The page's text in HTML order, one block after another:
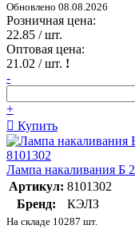
Обновлено 08.08.2026
Розничная цена:
22.85 / шт.
Оптовая цена:
21.02 / шт. !
-
+
Купить
Лампа накаливания Б
Артикул: 8101302
Бренд:
КЭЛЗ
На складе 10287 шт.